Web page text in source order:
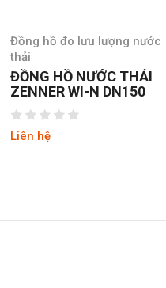
Đồng hồ đo lưu lượng nước
thải
ĐỒNG HỒ NƯỚC THẢI
ZENNER WI-N DN50
Liên hệ